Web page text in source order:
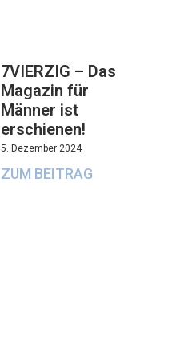
7VIERZIG – Das
Magazin für
Männer ist
erschienen!
5. Dezember 2024
ZUM BEITRAG